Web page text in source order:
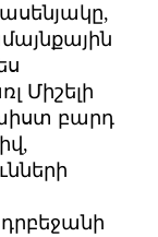
Միշելի
բարդ